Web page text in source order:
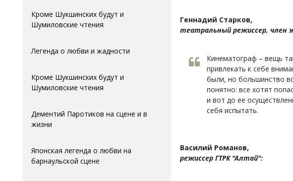
Кроме Шукшинских будут и
Шумиловские чтения
Легенда о любви и жадности
Кроме Шукшинских будут и
Шумиловские чтения
Дементий Паротиков на сцене и в
жизни
Японская легенда о любви на
барнаульской сцене
Геннадий Старков,
театральный режиссер, член
Кинематограф – вещь
привлекать к себе
были, но большинство
понятно: все хотят
и вот до ее
себя испытать.
Василий Романов,
режиссер ГТРК "Алтай":